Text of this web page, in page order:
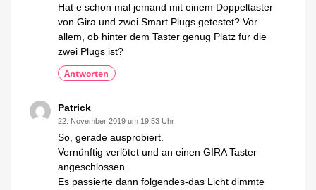
Hat e schon mal jemand mit einem Doppeltaster
von Gira und zwei Smart Plugs getestet? Vor
allem, ob hinter dem Taster genug Platz für die
zwei Plugs ist?
Antworten
Patrick
22. November 2019 um 19:53 Uhr
So, gerade ausprobiert.
Vernünftig verlötet und an einen GIRA Taster
angeschlossen.
Es passierte dann folgendes-das Licht dimmte